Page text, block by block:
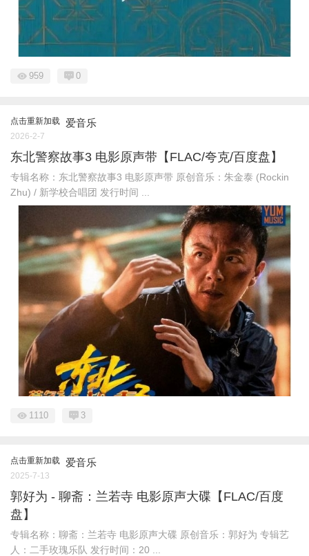
959 0
点击重新加载 爱音乐
2026-2-7
东北警察故事3 电影原声带【FLAC/夸克/百度盘】
专辑名称：东北警察故事3 电影原声带 原创音乐：朱金泰 (Rockin
Zhu) / 新学校合唱团 发行时间 ...
1110 3
点击重新加载 爱音乐
2025-7-13
郭好为 - 聊斋：兰若寺 电影原声大碟【FLAC/百度
盘】
专辑名称：聊斋：兰若寺 电影原声大碟 原创音乐：郭好为 专辑艺
人：二手玫瑰乐队 发行时间：20 ...